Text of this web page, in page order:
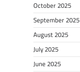
October 2025
September 2025
August 2025
July 2025
June 2025